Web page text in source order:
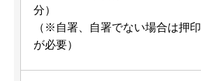
分）
（※自署、自署でない場合は押印
が必要）